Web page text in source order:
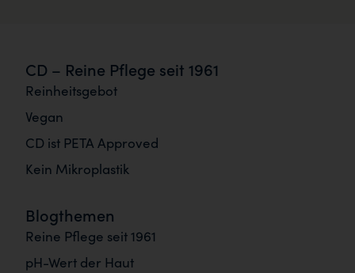
CD – Reine Pflege seit 1961
Reinheitsgebot
Vegan
CD ist PETA Approved
Kein Mikroplastik
Blogthemen
Reine Pflege seit 1961
pH-Wert der Haut